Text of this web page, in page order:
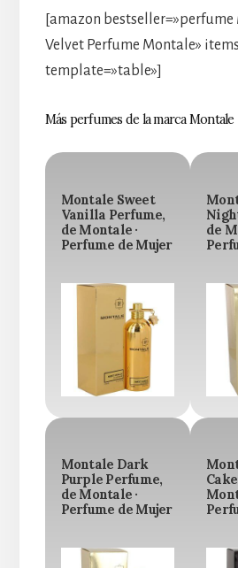
[amazon
Velvet Perfume Montale»
template=»table»]
Más perfumes de la marca Montale
Montale Sweet
Vanilla Perfume,
de Montale ·
Perfume de Mujer
de
Montale Dark
Purple Perfume,
de Montale ·
Perfume de Mujer